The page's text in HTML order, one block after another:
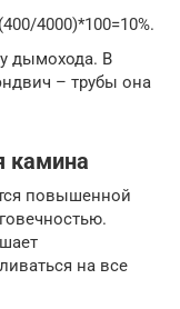
4000)*100=10%.
дымохода. В
– трубы она
камина
повышенной
на все